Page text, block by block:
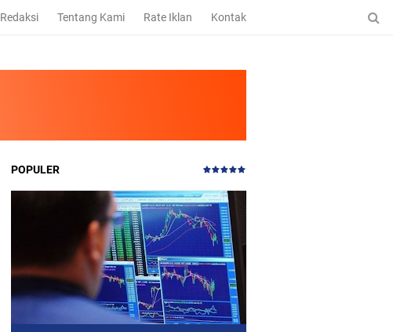
Redaksi Tentang Kami Rate Iklan Kontak
POPULER